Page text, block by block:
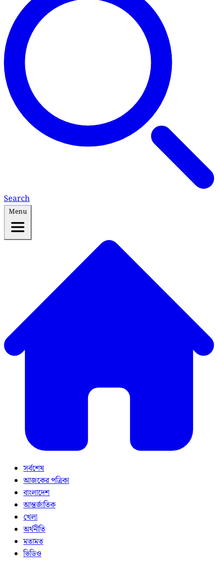
Search
Menu
সর্বশেষ
আজকের পত্রিকা
বাংলাদেশ
আন্তর্জাতিক
খেলা
অর্থনীতি
মতামত
ভিডিও